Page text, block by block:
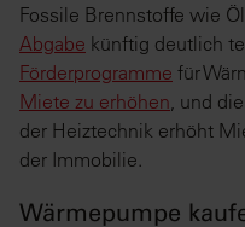
Fossile Brennstoffe wie
Abgabe künftig deutlich
Förderprogramme für
Miete zu erhöhen , und
der Heiztechnik erhöht
der Immobilie.
Wärmepumpe